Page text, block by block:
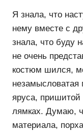
Я знала, что
нему вместе с
знала, что буду
не очень
костюм шился,
незамысловатая
яруса,
лямках. Думаю,
материала,